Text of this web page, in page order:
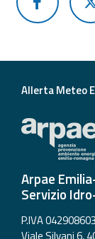
Allerta Meteo
Arpae
Servizio
P.IVA